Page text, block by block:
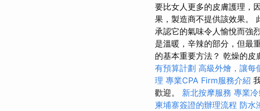
要比女人更多的皮膚護理，
果，製造商不提供該效果。
承認它的氣味令人愉悅而強
是溫暖，辛辣的部分，但最
的基本重要方法？ 乾燥的皮
有預算計劃 高級外燴，讓每
理 專業CPA Firm服務介紹
歡迎。 新北按摩服務 專業
柬埔寨簽證的辦理流程 防水